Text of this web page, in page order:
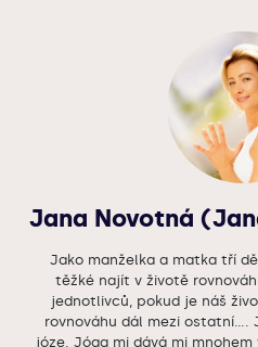
Jana Novotná
Jako manželka a matka tří
těžké najít v životě
jednotlivců, pokud je náš
rovnováhu dál mezi ostatní….
józe. Jóga mi dává mi